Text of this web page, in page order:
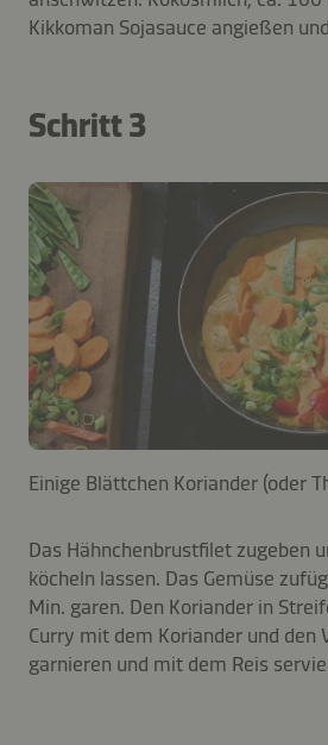
Kikkoman Sojasauce angießen
Schritt 3
Einige Blättchen Koriander (oder
Das Hähnchenbrustfilet zugeben
köcheln lassen. Das Gemüse
Min. garen. Den Koriander in
Curry mit dem Koriander und den
garnieren und mit dem Reis